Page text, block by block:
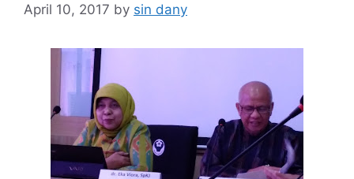
April 10, 2017 by sin dany